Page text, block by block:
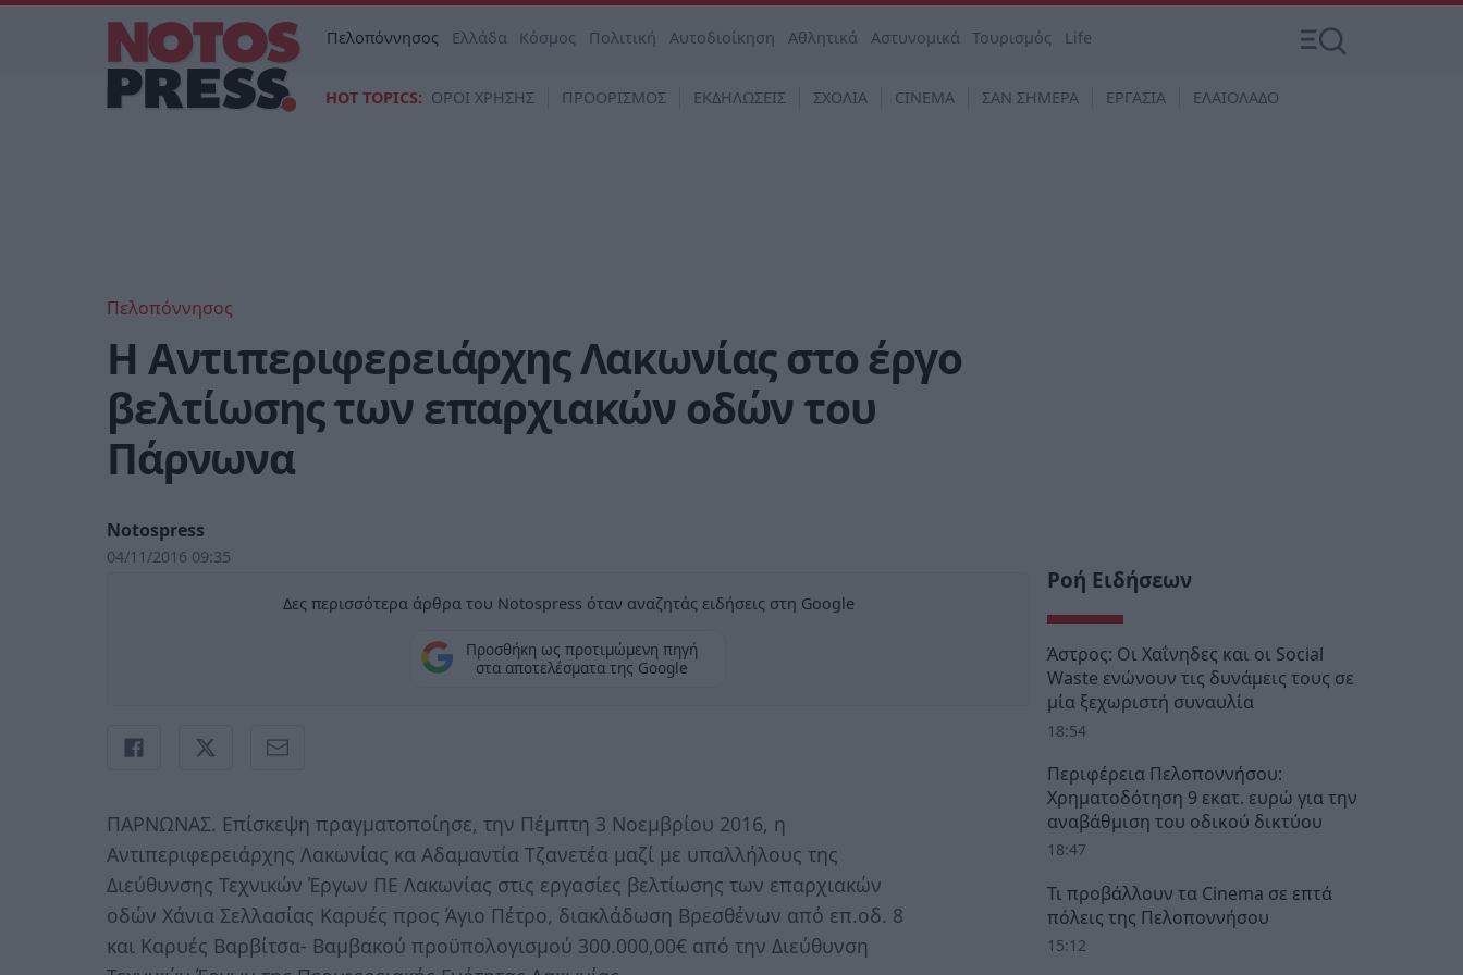
Πελοπόννησος Ελλάδα Κόσμος Πολιτική Αυτοδιοίκηση Αθλητικά Αστυνομικά Τουρισμός Life
HOT TOPICS: ΟΡΟΙ ΧΡΗΣΗΣ ΠΡΟΟΡΙΣΜΟΣ ΕΚΔΗΛΩΣΕΙΣ ΣΧΟΛΙΑ CINEMA ΣΑΝ ΣΗΜΕΡΑ ΕΡΓΑΣΙΑ ΕΛΑΙΟΛΑΔΟ
Πελοπόννησος
Η Αντιπεριφερειάρχης Λακωνίας στο έργο
βελτίωσης των επαρχιακών οδών του
Πάρνωνα
Notospress
04/11/2016 09:35
Δες περισσότερα άρθρα του Notospress όταν αναζητάς ειδήσεις στη Google
Προσθήκη ως προτιμώμενη πηγή
στα αποτελέσματα της Google
ΠΑΡΝΩΝΑΣ. Επίσκεψη πραγματοποίησε, την Πέμπτη 3 Νοεμβρίου 2016, η
Αντιπεριφερειάρχης Λακωνίας κα Αδαμαντία Τζανετέα μαζί με υπαλλήλους της
Διεύθυνσης Τεχνικών Έργων ΠΕ Λακωνίας στις εργασίες βελτίωσης των επαρχιακών
οδών Χάνια Σελλασίας Καρυές προς Άγιο Πέτρο, διακλάδωση Βρεσθένων από επ.οδ. 8
και Καρυές Βαρβίτσα- Βαμβακού προϋπολογισμού 300.000,00€ από την Διεύθυνση
Ροή Ειδήσεων
Άστρος: Οι Χαΐνηδες και οι Social
Waste ενώνουν τις δυνάμεις τους σε
μία ξεχωριστή συναυλία
18:54
Περιφέρεια Πελοποννήσου:
Χρηματοδότηση 9 εκατ. ευρώ για την
αναβάθμιση του οδικού δικτύου
18:47
Τι προβάλλουν τα Cinema σε επτά
πόλεις της Πελοποννήσου
15:12